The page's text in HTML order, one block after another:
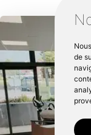
de